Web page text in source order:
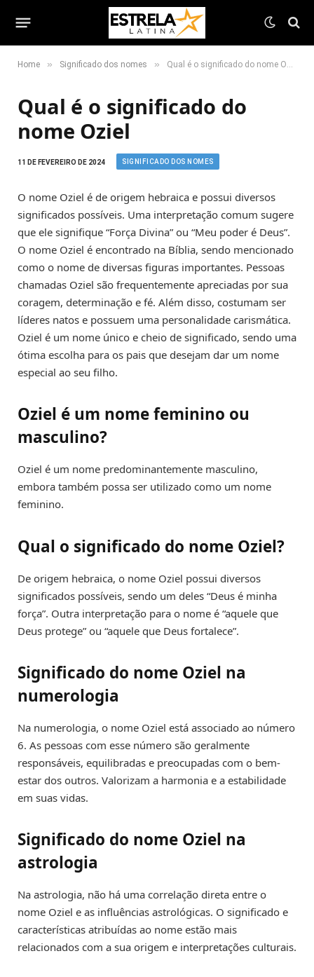
Home » Significado dos nomes » Qual é o significado do nome Oziel
Qual é o significado do
nome Oziel
11 DE FEVEREIRO DE 2024 SIGNIFICADO DOS NOMES
O nome Oziel é de origem hebraica e possui diversos
significados possíveis. Uma interpretação comum sugere
que ele signifique “Força Divina” ou “Meu poder é Deus”.
O nome Oziel é encontrado na Bíblia, sendo mencionado
como o nome de diversas figuras importantes. Pessoas
chamadas Oziel são frequentemente apreciadas por sua
coragem, determinação e fé. Além disso, costumam ser
líderes natos e possuem uma personalidade carismática.
Oziel é um nome único e cheio de significado, sendo uma
ótima escolha para os pais que desejam dar um nome
especial ao seu filho.
Oziel é um nome feminino ou
masculino?
Oziel é um nome predominantemente masculino,
embora também possa ser utilizado como um nome
feminino.
Qual o significado do nome Oziel?
De origem hebraica, o nome Oziel possui diversos
significados possíveis, sendo um deles “Deus é minha
força”. Outra interpretação para o nome é “aquele que
Deus protege” ou “aquele que Deus fortalece”.
Significado do nome Oziel na
numerologia
Na numerologia, o nome Oziel está associado ao número
6. As pessoas com esse número são geralmente
responsáveis, equilibradas e preocupadas com o bem-
estar dos outros. Valorizam a harmonia e a estabilidade
em suas vidas.
Significado do nome Oziel na
astrologia
Na astrologia, não há uma correlação direta entre o
nome Oziel e as influências astrológicas. O significado e
características atribuídas ao nome estão mais
relacionados com a sua origem e interpretações culturais.